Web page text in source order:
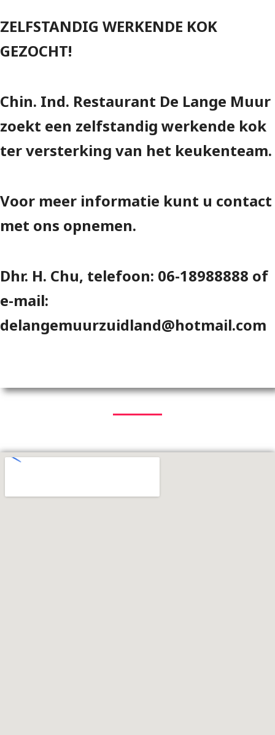
ZELFSTANDIG WERKENDE KOK
GEZOCHT!
Chin. Ind. Restaurant De Lange Muur
zoekt een zelfstandig werkende kok
ter versterking van het keukenteam.
Voor meer informatie kunt u contact
met ons opnemen.
Dhr. H. Chu, telefoon: 06-18988888 of
e-mail:
delangemuurzuidland@hotmail.com